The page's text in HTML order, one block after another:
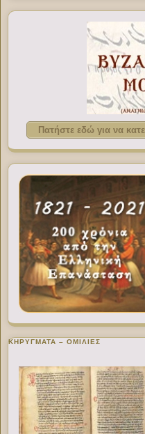
Πατήστε εδώ για να
ΚΗΡΥΓΜΑΤΑ – ΟΜΙΛΙΕΣ